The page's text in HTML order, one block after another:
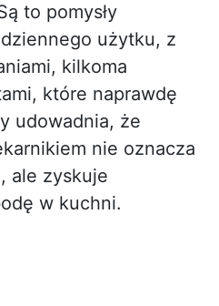
to pomysły
użytku, z
kilkoma
które naprawdę
udowadnia, że
nie oznacza
ale zyskuje
w kuchni.